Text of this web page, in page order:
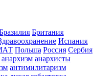
Британия
Испания
Польша Россия Сербия
анархизм анархисты
антимилитаризм